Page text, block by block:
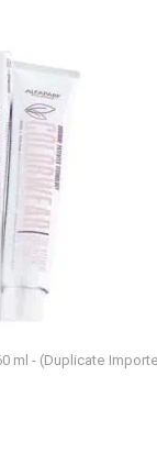
ml - (Duplicate